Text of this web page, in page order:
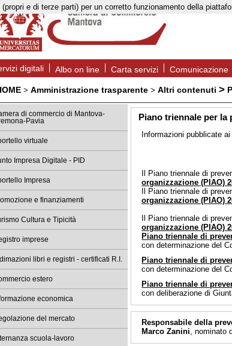
digitali Albo on line Carta servizi Comunicazione
> Amministrazione trasparente > Altri contenuti >
di commercio di Mantova-
Pavia
virtuale
Impresa Digitale - PID
Impresa
e finanziamenti
Cultura e Tipicità
imprese
libri e registri - certificati R.I.
estero
economica
del mercato
scuola-lavoro
Piano triennale per la
Informazioni pubblicate
Il Piano triennale di
organizzazione (PIAO)
Il Piano triennale di
organizzazione (PIAO)
Il Piano triennale di
organizzazione (PIAO)
Piano triennale di
con determinazione del
Piano triennale di
con determinazione del
Piano triennale di
con deliberazione di
Responsabile della
Marco Zanini, nominato
(propri e di terze parti) per un corretto funzionamento della